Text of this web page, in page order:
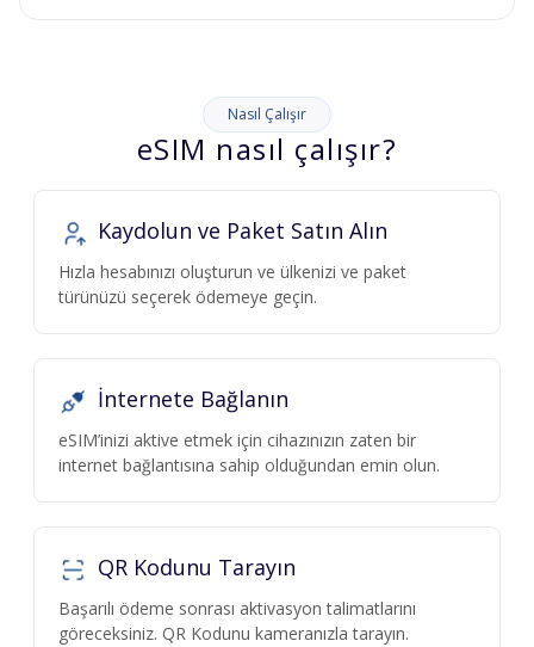
Nasıl Çalışır
eSIM nasıl çalışır?
Kaydolun ve Paket Satın Alın
Hızla hesabınızı oluşturun ve ülkenizi ve paket
türünüzü seçerek ödemeye geçin.
İnternete Bağlanın
eSIM’inizi aktive etmek için cihazınızın zaten bir
internet bağlantısına sahip olduğundan emin olun.
QR Kodunu Tarayın
Başarılı ödeme sonrası aktivasyon talimatlarını
göreceksiniz. QR Kodunu kameranızla tarayın.